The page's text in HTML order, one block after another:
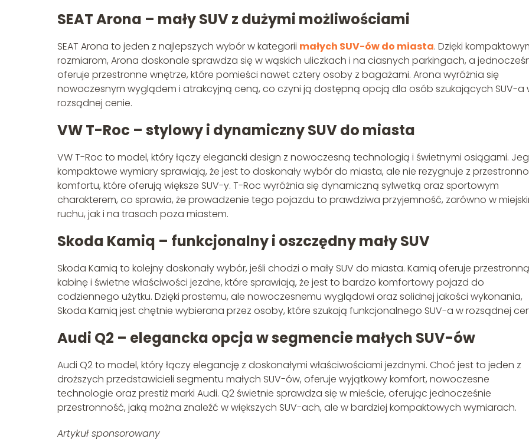
SEAT Arona – mały SUV z dużymi możliwościami
SEAT Arona to jeden z najlepszych wybór w kategorii małych SUV-ów do miasta. Dzięki
rozmiarom, Arona doskonale sprawdza się w wąskich uliczkach i na ciasnych parkingach, a
oferuje przestronne wnętrze, które pomieści nawet cztery osoby z bagażami. Arona wyróżnia się
nowoczesnym wyglądem i atrakcyjną ceną, co czyni ją dostępną opcją dla osób szukających SUV-a
rozsądnej cenie.
VW T-Roc – stylowy i dynamiczny SUV do miasta
VW T-Roc to model, który łączy elegancki design z nowoczesną technologią i świetnymi osiągami.
kompaktowe wymiary sprawiają, że jest to doskonały wybór do miasta, ale nie rezygnuje z
komfortu, które oferują większe SUV-y. T-Roc wyróżnia się dynamiczną sylwetką oraz sportowym
charakterem, co sprawia, że prowadzenie tego pojazdu to prawdziwa przyjemność, zarówno w
ruchu, jak i na trasach poza miastem.
Skoda Kamiq – funkcjonalny i oszczędny mały SUV
Skoda Kamiq to kolejny doskonały wybór, jeśli chodzi o mały SUV do miasta. Kamiq oferuje przestronną
kabinę i świetne właściwości jezdne, które sprawiają, że jest to bardzo komfortowy pojazd do
codziennego użytku. Dzięki prostemu, ale nowoczesnemu wyglądowi oraz solidnej jakości wykonania,
Skoda Kamiq jest chętnie wybierana przez osoby, które szukają funkcjonalnego SUV-a w rozsądnej
Audi Q2 – elegancka opcja w segmencie małych SUV-ów
Audi Q2 to model, który łączy elegancję z doskonałymi właściwościami jezdnymi. Choć jest to jeden z
droższych przedstawicieli segmentu małych SUV-ów, oferuje wyjątkowy komfort, nowoczesne
technologie oraz prestiż marki Audi. Q2 świetnie sprawdza się w mieście, oferując jednocześnie
przestronność, jaką można znaleźć w większych SUV-ach, ale w bardziej kompaktowych wymiarach.
Artykuł sponsorowany